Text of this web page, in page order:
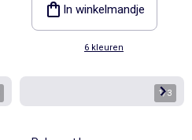
In winkelmandje
6 kleuren
1/3